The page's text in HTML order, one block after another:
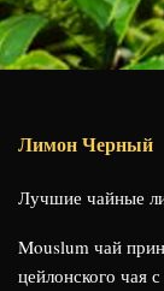
Лимон Черный
Лучшие чайные
Mouslum чай
цейлонского чая